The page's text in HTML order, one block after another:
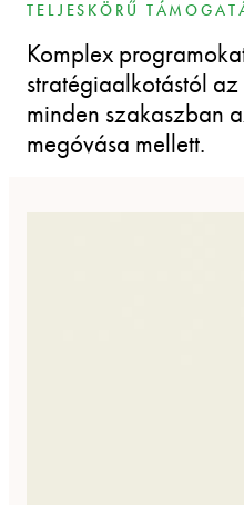
TELJESKÖRŰ
Komplex
stratégiaalkotástól
minden szakaszban
megóvása mellett.